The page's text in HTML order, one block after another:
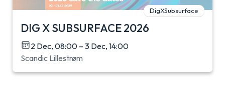
DigXSubsurface
DIG X SUBSURFACE 2026
2 Dec, 08:00 – 3 Dec, 14:00
Scandic Lillestrøm